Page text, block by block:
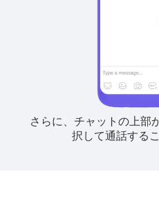
さらに、チャットの上部
択して通話する